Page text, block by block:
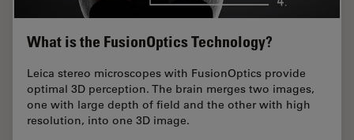
What is the FusionOptics Technology?
Leica stereo microscopes with FusionOptics provide
optimal 3D perception. The brain merges two images,
one with large depth of field and the other with high
resolution, into one 3D image.